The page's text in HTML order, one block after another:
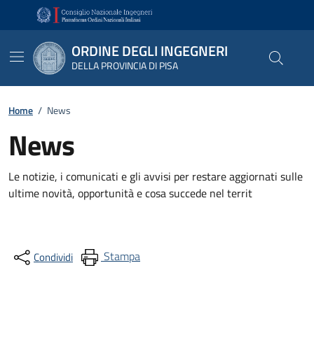
Vai ai contenuti
Vai al footer
ORDINE DEGLI INGEGNERI
DELLA PROVINCIA DI PISA
Home / News
News
Le notizie, i comunicati e gli avvisi per restare aggiornati sulle
ultime novità, opportunità e cosa succede nel territ
Condividi Stampa